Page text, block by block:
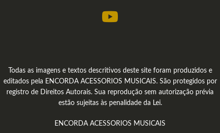
Todas as imagens e textos descritivos deste site foram produzidos e
editados pela ENCORDA ACESSORIOS MUSICAIS. São protegidos por
registro de Direitos Autorais. Sua reprodução sem autorização prévia
estão sujeitas às penalidade da Lei.
ENCORDA ACESSORIOS MUSICAIS